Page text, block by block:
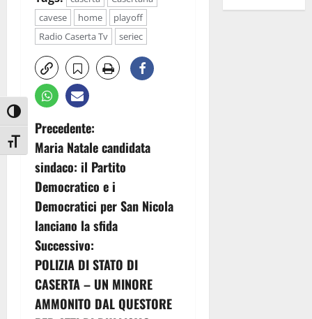
Attiva/disattiva alto contrasto
Attiva/disattiva dimensione testo
cavese
home
playoff
Radio Caserta Tv
seriec
N
a
v
i
g
a
z
Precedente:
Maria Natale candidata
sindaco: il Partito
Democratico e i
Democratici per San Nicola
lanciano la sfida
Successivo:
POLIZIA DI STATO DI
CASERTA – UN MINORE
AMMONITO DAL QUESTORE